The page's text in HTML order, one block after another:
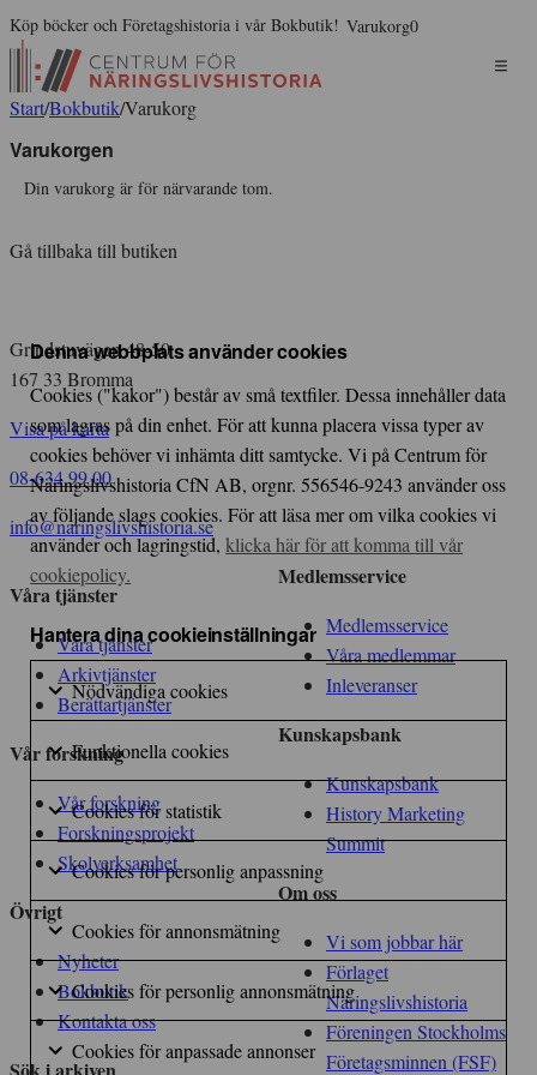
Köp böcker och Företagshistoria i vår Bokbutik! Varukorg0
Start/Bokbutik/Varukorg
Varukorgen
Din varukorg är för närvarande tom.
Gå tillbaka till butiken
Grindstuvägen 48-50
167 33 Bromma
Visa på karta
08-634 99 00
info@naringslivshistoria.se
Våra tjänster
Våra tjänster
Arkivtjänster
Berättartjänster
Vår forskning
Vår forskning
Forskningsprojekt
Skolverksamhet
Övrigt
Nyheter
Bokbutik
Kontakta oss
Medlemsservice
Medlemsservice
Våra medlemmar
Inleveranser
Kunskapsbank
Kunskapsbank
History Marketing
Summit
Om oss
Vi som jobbar här
Förlaget
Näringslivshistoria
Föreningen Stockholms
Företagsminnen (FSF)
Denna webbplats använder cookies
Cookies ("kakor") består av små textfiler. Dessa innehåller data
som lagras på din enhet. För att kunna placera vissa typer av
cookies behöver vi inhämta ditt samtycke. Vi på Centrum för
Näringslivshistoria CfN AB, orgnr. 556546-9243 använder oss
av följande slags cookies. För att läsa mer om vilka cookies vi
använder och lagringstid,klicka här för att komma till vår
cookiepolicy.
Hantera dina cookieinställningar
Nödvändiga cookies
Markera
för
att
samtycka
till
användning
av
Nödvändiga
cookies
cookies
Funktionella cookies
Markera
för
att
samtycka
till
användning
av
Funktionella
cookies
cookies
kryssruta
Cookies för statistik
Markera
för
att
samtycka
till
användning
av
Cookies
Cookies
för
kryssruta
Cookies för personlig anpassning
Markera
för
att
samtycka
till
användning
för
anpassning
Cookies för annonsmätning
Markera
för
att
samtycka
för
kryssruta
Cookies för personlig annonsmätning
Markera
för
för
personlig
Cookies för anpassade annonser
Cookies